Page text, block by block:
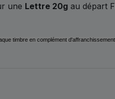
une Lettre 20g au départ
timbre en complément